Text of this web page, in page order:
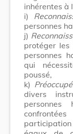
inhérentes à
i)
personnes
j)
protéger les
personnes
qui
poussé,
k)
divers
personnes
participation